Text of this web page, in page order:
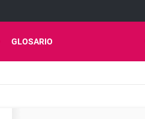
GLOSARIO